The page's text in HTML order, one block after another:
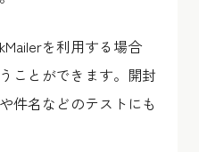
を利用する場合
ことができます。開封
件名などのテストにも